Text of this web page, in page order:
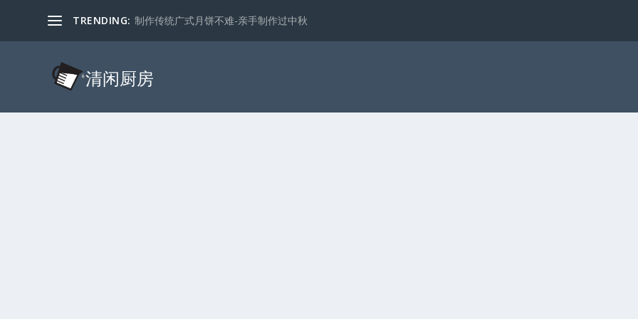
TRENDING: 制作传统广式月饼不难-亲手制作过中秋